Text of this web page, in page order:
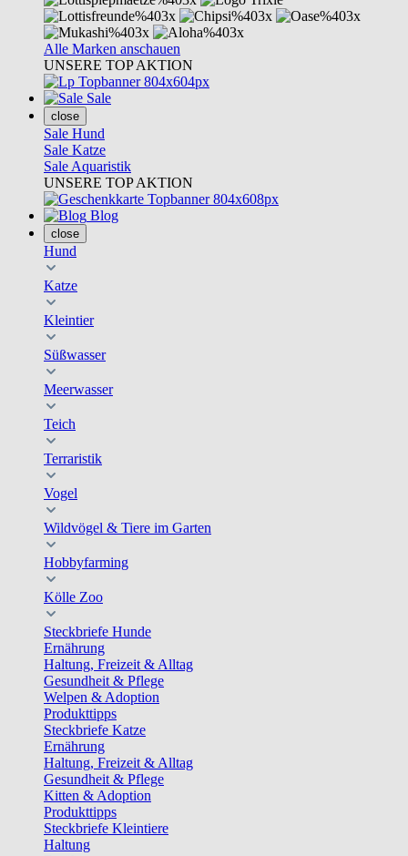
Alle Marken anschauen
UNSERE TOP AKTION
Sale
close
Sale Hund
Sale Katze
Sale Aquaristik
UNSERE TOP AKTION
Blog
close
Hund
Katze
Kleintier
Süßwasser
Meerwasser
Teich
Terraristik
Vogel
Wildvögel & Tiere im Garten
Hobbyfarming
Kölle Zoo
Steckbriefe Hunde
Ernährung
Haltung, Freizeit & Alltag
Gesundheit & Pflege
Welpen & Adoption
Produkttipps
Steckbriefe Katze
Ernährung
Haltung, Freizeit & Alltag
Gesundheit & Pflege
Kitten & Adoption
Produkttipps
Steckbriefe Kleintiere
Haltung